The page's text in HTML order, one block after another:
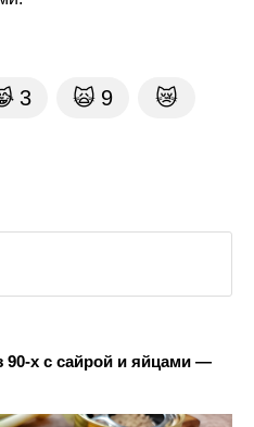
3 🙀 9 😿
90-х с сайрой и яйцами —